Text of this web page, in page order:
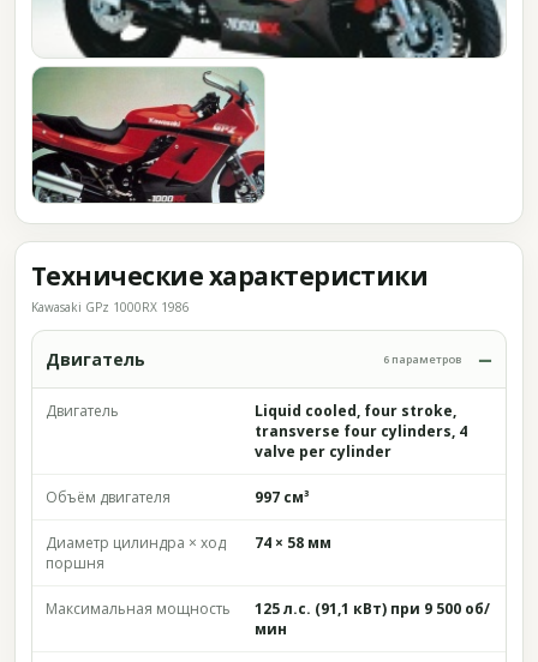
Технические характеристики
Kawasaki GPz 1000RX 1986
Двигатель 6 параметров
Двигатель
Liquid cooled, four stroke,
transverse four cylinders, 4
valve per cylinder
Объём двигателя 997 см³
Диаметр цилиндра × ход
поршня
74 × 58 мм
Максимальная мощность
125 л.с. (91,1 кВт) при 9 500 об/
мин